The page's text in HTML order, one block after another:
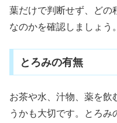
葉だけで判断せず、どの
なのかを確認しましょう。
とろみの有無
お茶や水、汁物、薬を飲
うかも大切です。とろみ